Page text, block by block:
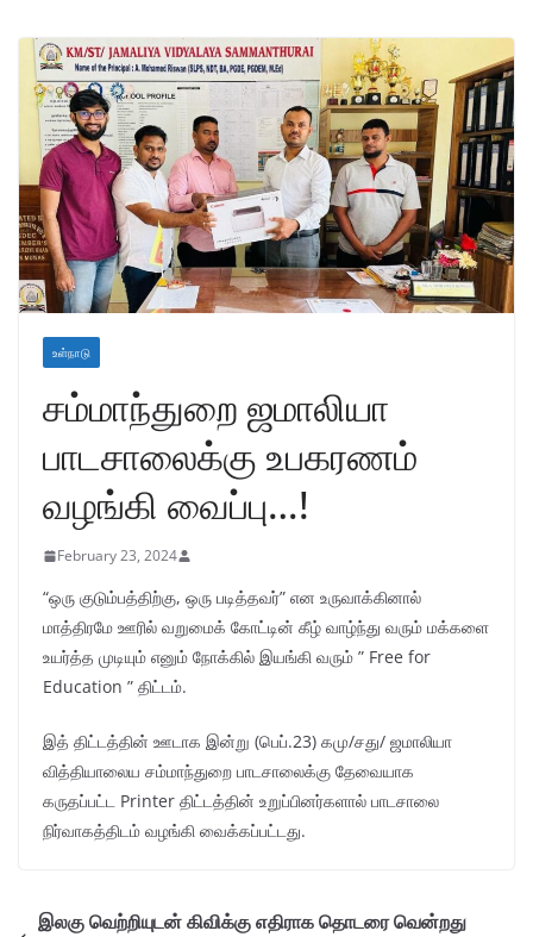
உள்நாடு
சம்மாந்துறை ஜமாலியா
பாடசாலைக்கு உபகரணம்
வழங்கி வைப்பு…!
February 23, 2024
“ஒரு குடும்பத்திற்கு, ஒரு படித்தவர்” என உருவாக்கினால்
மாத்திரமே ஊரில் வறுமைக் கோட்டின் கீழ் வாழ்ந்து வரும் மக்களை
உயர்த்த முடியும் எனும் நோக்கில் இயங்கி வரும் ” Free for
Education ” திட்டம்.
இத் திட்டத்தின் ஊடாக இன்று (பெப்.23) கமு/சது/ ஜமாலியா
வித்தியாலைய சம்மாந்துறை பாடசாலைக்கு தேவையாக
கருதப்பட்ட Printer திட்டத்தின் உறுப்பினர்களால் பாடசாலை
நிர்வாகத்திடம் வழங்கி வைக்கப்பட்டது.
இலகு வெற்றியுடன் கிவிக்கு எதிராக தொடரை வென்றது